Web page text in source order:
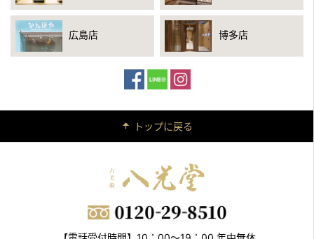
広島店 博多店
トップに戻る